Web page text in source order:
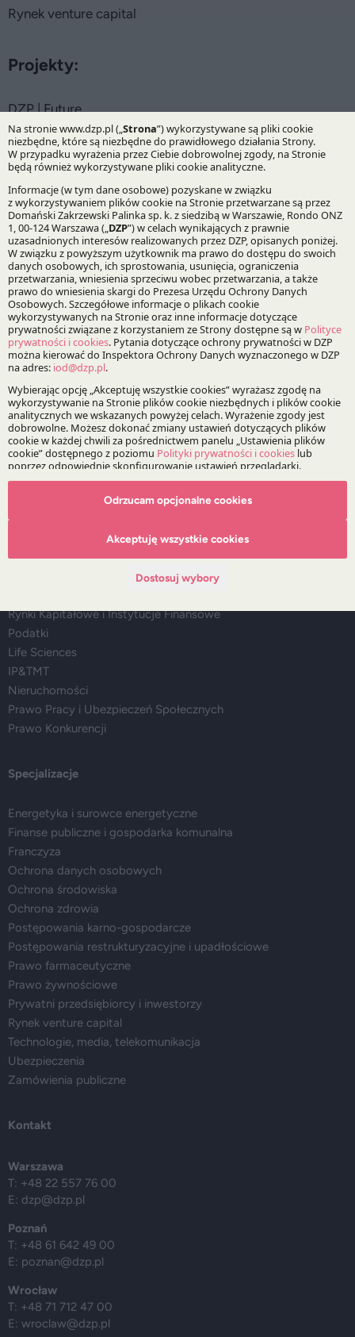
Rynek venture capital
Projekty:
DZP | Future
Bądź na bieżąco z DZP
O Kancelarii
O DZP
Nasze doradztwo
Alerty prawne
Wydarzenia
Media
Główne obszary doradztwa
Doradztwo Regulacyjne, Legislacja i Compliance
Prawo Spółek, Fuzje i Przejęcia
Infrastruktura i Energetyka
Rynki Kapitałowe i Instytucje Finansowe
Podatki
Life Sciences
IP&TMT
Nieruchomości
Prawo Pracy i Ubezpieczeń Społecznych
Prawo Konkurencji
Specjalizacje
Energetyka i surowce energetyczne
Finanse publiczne i gospodarka komunalna
Franczyza
Ochrona danych osobowych
Ochrona środowiska
Ochrona zdrowia
Postępowania karno-gospodarcze
Postępowania restrukturyzacyjne i upadłościowe
Prawo farmaceutyczne
Prawo żywnościowe
Prywatni przedsiębiorcy i inwestorzy
Rynek venture capital
Technologie, media, telekomunikacja
Ubezpieczenia
Zamówienia publiczne
Kontakt
Warszawa
T: +48 22 557 76 00
E: dzp@dzp.pl
Poznań
T: +48 61 642 49 00
E: poznan@dzp.pl
Wrocław
T: +48 71 712 47 00
E: wroclaw@dzp.pl
Odrzucam opcjonalne cookies
Akceptuję wszystkie cookies
Dostosuj wybory